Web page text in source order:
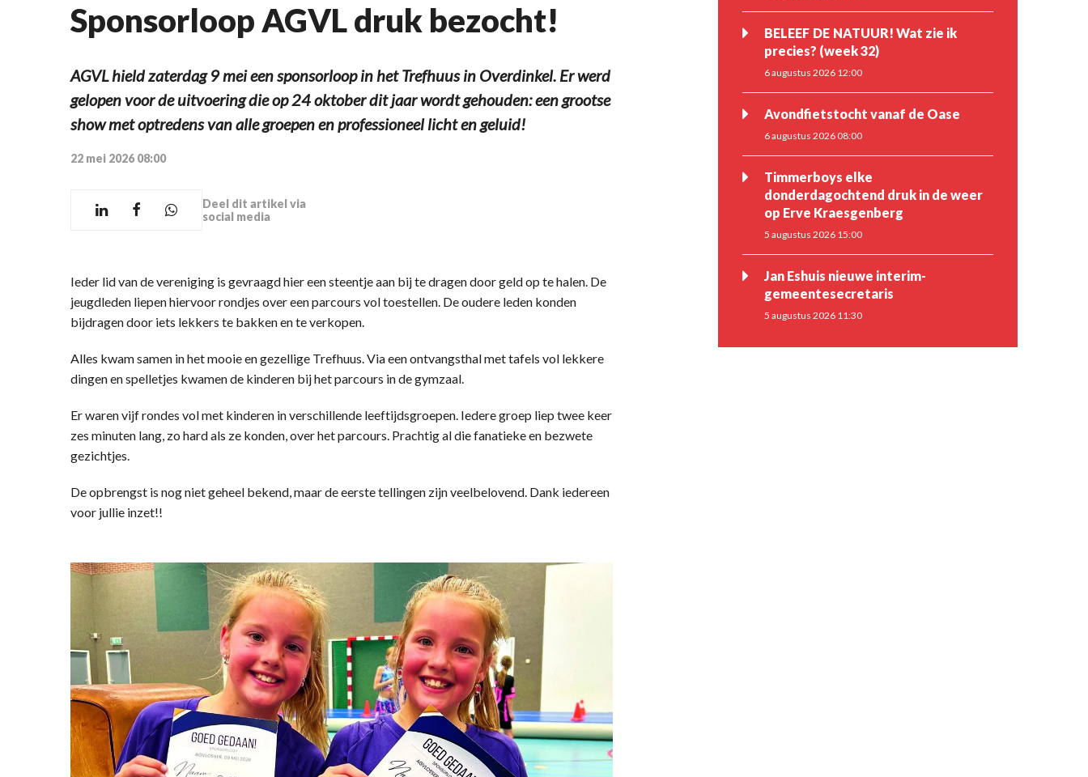
Sponsorloop AGVL druk bezocht!
AGVL hield zaterdag 9 mei een sponsorloop in het Trefhuus in Overdinkel. Er werd
gelopen voor de uitvoering die op 24 oktober dit jaar wordt gehouden: een grootse
show met optredens van alle groepen en professioneel licht en geluid!
22 mei 2026 08:00
Deel dit artikel via
social media
Ieder lid van de vereniging is gevraagd hier een steentje aan bij te dragen door geld op te halen. De
jeugdleden liepen hiervoor rondjes over een parcours vol toestellen. De oudere leden konden
bijdragen door iets lekkers te bakken en te verkopen.
Alles kwam samen in het mooie en gezellige Trefhuus. Via een ontvangsthal met tafels vol lekkere
dingen en spelletjes kwamen de kinderen bij het parcours in de gymzaal.
Er waren vijf rondes vol met kinderen in verschillende leeftijdsgroepen. Iedere groep liep twee keer
zes minuten lang, zo hard als ze konden, over het parcours. Prachtig al die fanatieke en bezwete
gezichtjes.
De opbrengst is nog niet geheel bekend, maar de eerste tellingen zijn veelbelovend. Dank iedereen
voor jullie inzet!!
BELEEF DE NATUUR! Wat zie ik
precies? (week 32)
6 augustus 2026 12:00
Avondfietstocht vanaf de Oase
6 augustus 2026 08:00
Timmerboys elke
donderdagochtend druk in de weer
op Erve Kraesgenberg
5 augustus 2026 15:00
Jan Eshuis nieuwe interim-
gemeentesecretaris
5 augustus 2026 11:30